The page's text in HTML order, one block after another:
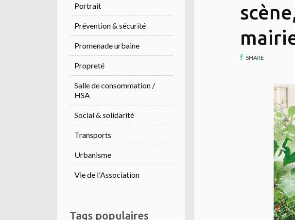
Portrait
Prévention & sécurité
Promenade urbaine
Propreté
Salle de consommation /
HSA
Social & solidarité
Transports
Urbanisme
Vie de l'Association
Tags populaires
SHARE